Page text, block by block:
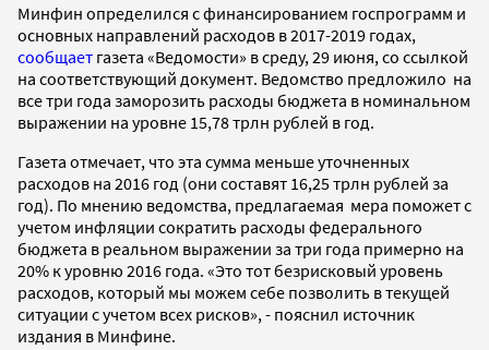
Минфин определился с финансированием госпрограмм и
основных направлений расходов в 2017-2019 годах,
сообщает газета «Ведомости» в среду, 29 июня, со ссылкой
на соответствующий документ. Ведомство предложило на
все три года заморозить расходы бюджета в номинальном
выражении на уровне 15,78 трлн рублей в год.
Газета отмечает, что эта сумма меньше уточненных
расходов на 2016 год (они составят 16,25 трлн рублей за
год). По мнению ведомства, предлагаемая мера поможет с
учетом инфляции сократить расходы федерального
бюджета в реальном выражении за три года примерно на
20% к уровню 2016 года. «Это тот безрисковый уровень
расходов, который мы можем себе позволить в текущей
ситуации с учетом всех рисков», - пояснил источник
издания в Минфине.